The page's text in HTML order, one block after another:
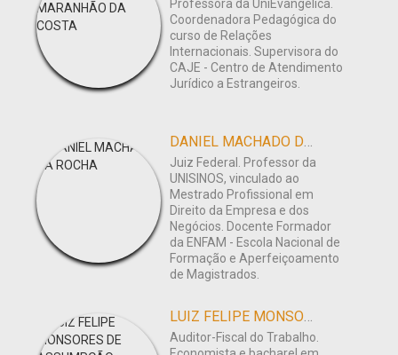
Professora da UniEvangélica.
Coordenadora Pedagógica do
curso de Relações
Internacionais. Supervisora do
CAJE - Centro de Atendimento
Jurídico a Estrangeiros.
DANIEL MACHADO DA ROCHA
Juiz Federal. Professor da
UNISINOS, vinculado ao
Mestrado Profissional em
Direito da Empresa e dos
Negócios. Docente Formador
da ENFAM - Escola Nacional de
Formação e Aperfeiçoamento
de Magistrados.
LUIZ FELIPE MONSORES DE ASSUMPÇÃO
Auditor-Fiscal do Trabalho.